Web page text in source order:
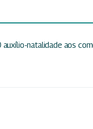
natalidade aos